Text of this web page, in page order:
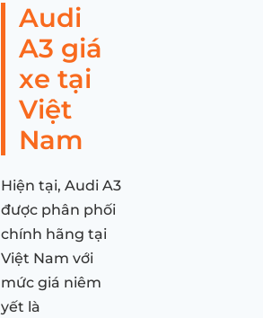
Audi
A3 giá
xe tại
Việt
Nam
Hiện tại, Audi A3
được phân phối
chính hãng tại
Việt Nam với
mức giá niêm
yết là